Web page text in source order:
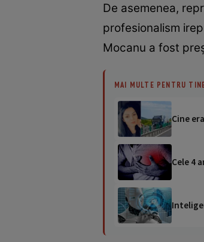
De asemenea,
profesionalism
Mocanu a fost
MAI MULTE PENTRU
Cine
Cele 4